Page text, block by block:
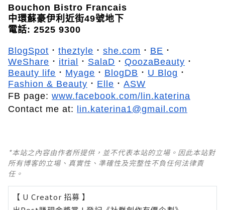
Bouchon Bistro Francais
中環蘇豪伊利近街49號地下
電話: 2525 9300
BlogSpot ． theztyle ． she.com ． BE ．
WeShare ． itrial ． SalaD ． QoozaBeauty ．
Beauty life ． Myage ． BlogDB ． U Blog ．
Fashion & Beauty ． Elle ． ASW
FB page: www.facebook.com/lin.katerina
Contact me at:
lin.katerina1@gmail.com
*本站之內容由作者所提供，並不代表本站的立場。因此本站對
所有博客的立場、真實性、準確性及完整性不負任何法律責
任。
【 U Creator 招募 】